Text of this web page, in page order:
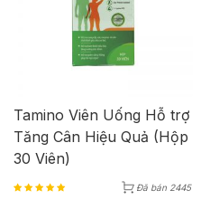
Tamino Viên Uống Hỗ trợ
Tăng Cân Hiệu Quả (Hộp
30 Viên)
Đã bán 2445